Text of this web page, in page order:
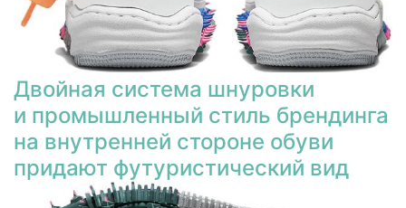
Двойная система шнуровки
и промышленный стиль брендинга
на внутренней стороне обуви
придают футуристический вид